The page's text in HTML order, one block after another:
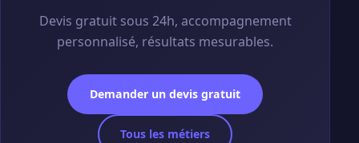
Devis gratuit sous 24h, accompagnement
personnalisé, résultats mesurables.
Demander un devis gratuit
Tous les métiers